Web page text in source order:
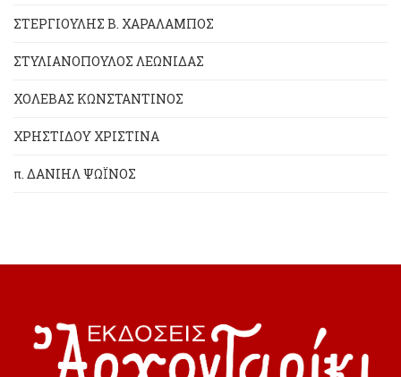
ΣΤΕΡΓΙΟΥΛΗΣ Β. ΧΑΡΑΛΑΜΠΟΣ
ΣΤΥΛΙΑΝΟΠΟΥΛΟΣ ΛΕΩΝΙΔΑΣ
ΧΟΛΕΒΑΣ ΚΩΝΣΤΑΝΤΙΝΟΣ
ΧΡΗΣΤΙΔΟΥ ΧΡΙΣΤΙΝΑ
π. ΔΑΝΙΗΛ ΨΩΪΝΟΣ